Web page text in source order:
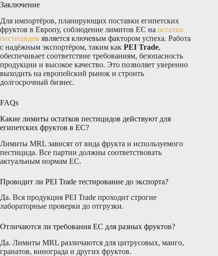
Заключение
Для импортёров, планирующих поставки египетских
фруктов в Европу, соблюдение лимитов ЕС на остатки
пестицидов является ключевым фактором успеха. Работа
с надёжным экспортёром, таким как PEI Trade,
обеспечивает соответствие требованиям, безопасность
продукции и высокое качество. Это позволяет уверенно
выходить на европейский рынок и строить
долгосрочный бизнес.
FAQs
Какие лимиты остатков пестицидов действуют для
египетских фруктов в ЕС?
Лимиты MRL зависят от вида фрукта и используемого
пестицида. Все партии должны соответствовать
актуальным нормам ЕС.
Проводит ли PEI Trade тестирование до экспорта?
Да. Вся продукция PEI Trade проходит строгие
лабораторные проверки до отгрузки.
Отличаются ли требования ЕС для разных фруктов?
Да. Лимиты MRL различаются для цитрусовых, манго,
гранатов, винограда и других фруктов.